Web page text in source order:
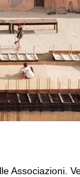
Sardegna, a
·
school
2026
· lezioni
Associazioni.